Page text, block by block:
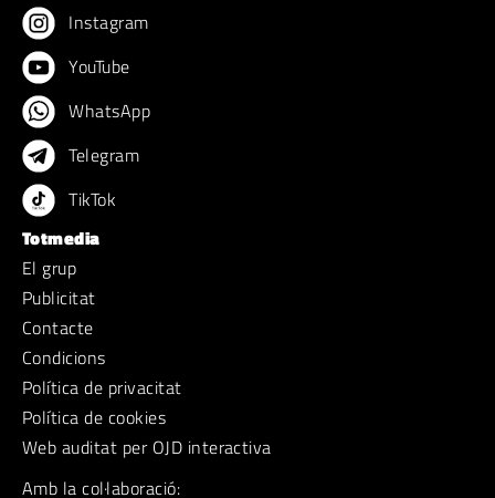
Instagram
YouTube
WhatsApp
Telegram
TikTok
Totmedia
El grup
Publicitat
Contacte
Condicions
Política de privacitat
Política de cookies
Web auditat per OJD interactiva
Amb la col·laboració: